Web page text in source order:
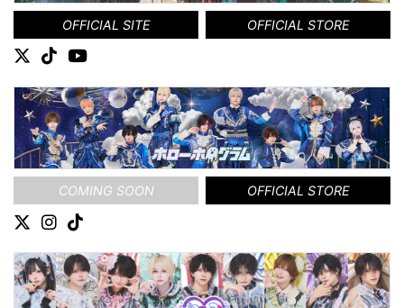
OFFICIAL SITE OFFICIAL STORE
COMING SOON OFFICIAL STORE